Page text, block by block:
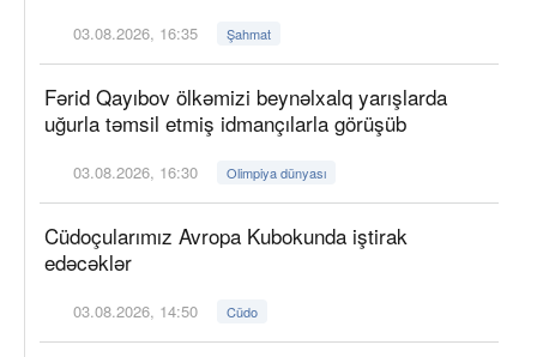
03.08.2026, 16:35 Şahmat
Fərid Qayıbov ölkəmizi beynəlxalq yarışlarda
uğurla təmsil etmiş idmançılarla görüşüb
03.08.2026, 16:30 Olimpiya dünyası
Cüdoçularımız Avropa Kubokunda iştirak
edəcəklər
03.08.2026, 14:50 Cüdo